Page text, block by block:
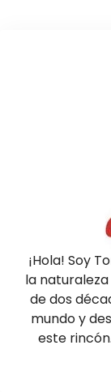
¡Hola! Soy
la
de dos
mundo y
este